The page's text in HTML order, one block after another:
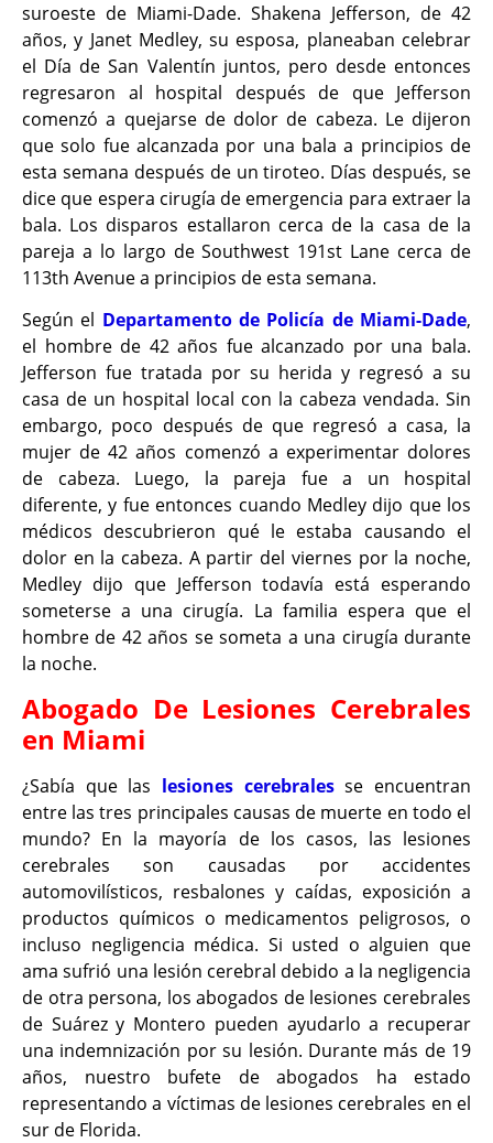
suroeste de Miami-Dade. Shakena Jefferson, de 42
años, y Janet Medley, su esposa, planeaban celebrar
el Día de San Valentín juntos, pero desde entonces
regresaron al hospital después de que Jefferson
comenzó a quejarse de dolor de cabeza. Le dijeron
que solo fue alcanzada por una bala a principios de
esta semana después de un tiroteo. Días después, se
dice que espera cirugía de emergencia para extraer la
bala. Los disparos estallaron cerca de la casa de la
pareja a lo largo de Southwest 191st Lane cerca de
113th Avenue a principios de esta semana.
Según el Departamento de Policía de Miami-Dade,
el hombre de 42 años fue alcanzado por una bala.
Jefferson fue tratada por su herida y regresó a su
casa de un hospital local con la cabeza vendada. Sin
embargo, poco después de que regresó a casa, la
mujer de 42 años comenzó a experimentar dolores
de cabeza. Luego, la pareja fue a un hospital
diferente, y fue entonces cuando Medley dijo que los
médicos descubrieron qué le estaba causando el
dolor en la cabeza. A partir del viernes por la noche,
Medley dijo que Jefferson todavía está esperando
someterse a una cirugía. La familia espera que el
hombre de 42 años se someta a una cirugía durante
la noche.
Abogado De Lesiones Cerebrales
en Miami
¿Sabía que las lesiones cerebralesse encuentran
entre las tres principales causas de muerte en todo el
mundo? En la mayoría de los casos, las lesiones
cerebrales son causadas por accidentes
automovilísticos, resbalones y caídas, exposición a
productos químicos o medicamentos peligrosos, o
incluso negligencia médica. Si usted o alguien que
ama sufrió una lesión cerebral debido a la negligencia
de otra persona, los abogados de lesiones cerebrales
de Suárez y Montero pueden ayudarlo a recuperar
una indemnización por su lesión. Durante más de 19
años, nuestro bufete de abogados ha estado
representando a víctimas de lesiones cerebrales en el
sur de Florida.